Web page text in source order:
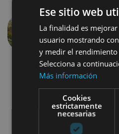
Précédent
Ese sitio web
La finalidad es
usuario mostrando
y medir el rendimiento
Selecciona a
Más información
Cookies
estrictamente
necesarias